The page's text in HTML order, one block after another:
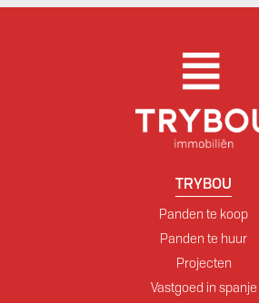
TRYBOU
Panden te koop
Panden te huur
Projecten
Vastgoed in spanje